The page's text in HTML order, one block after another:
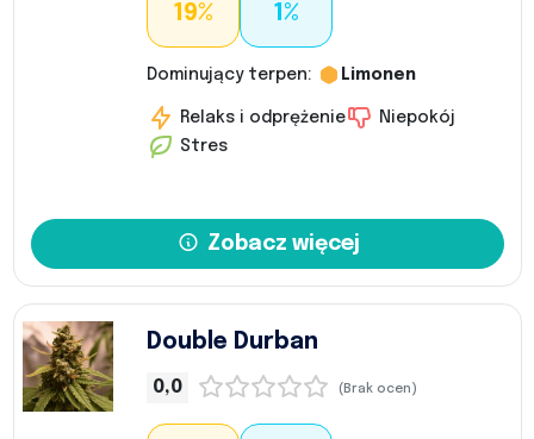
19% 1%
Dominujący terpen: Limonen
Relaks i odprężenie
Niepokój
Stres
Zobacz więcej
Double Durban
0,0 (Brak ocen)